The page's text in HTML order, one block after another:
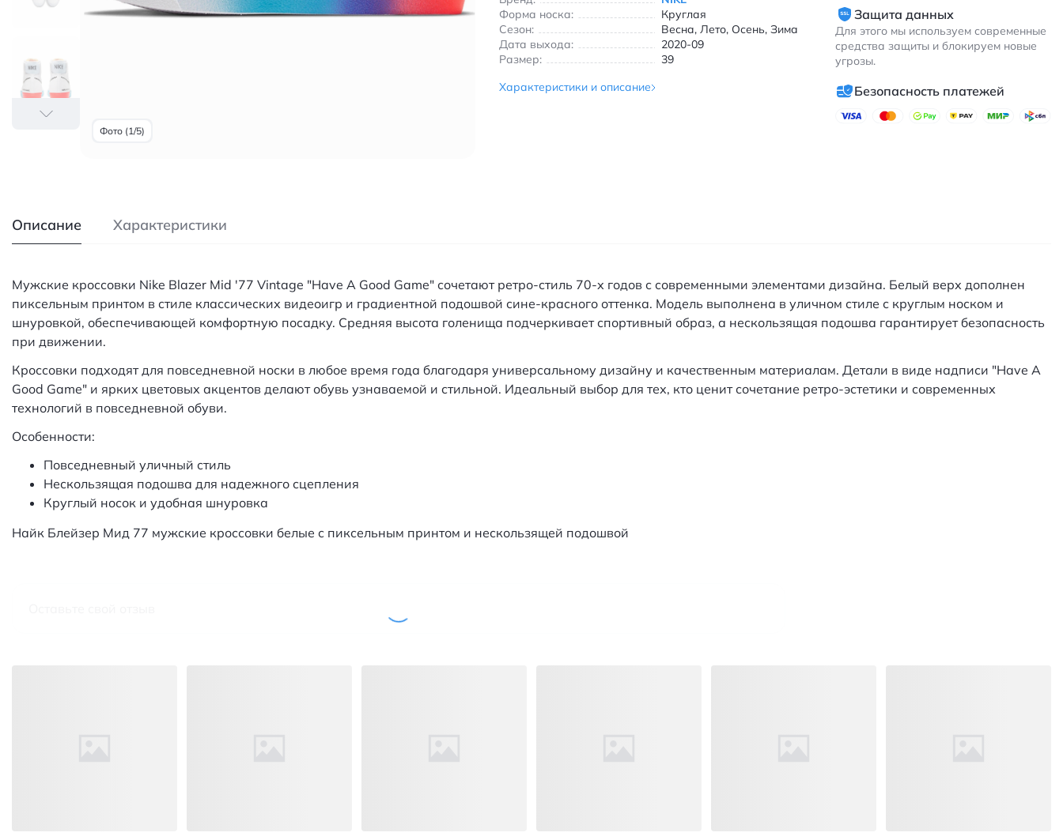
Фото (1/5)
Форма носка:
Круглая
Сезон:
Весна, Лето, Осень, Зима
Дата выхода:
2020-09
Размер:
39
Характеристики и описание
Защита данных
Для этого мы используем современные
средства защиты и блокируем новые
угрозы.
Безопасность платежей
Описание Характеристики
Мужские кроссовки Nike Blazer Mid '77 Vintage "Have A Good Game" сочетают ретро-стиль 70-х годов с современными элементами дизайна. Белый верх дополнен
пиксельным принтом в стиле классических видеоигр и градиентной подошвой сине-красного оттенка. Модель выполнена в уличном стиле с круглым носком и
шнуровкой, обеспечивающей комфортную посадку. Средняя высота голенища подчеркивает спортивный образ, а нескользящая подошва гарантирует безопасность
при движении.
Кроссовки подходят для повседневной носки в любое время года благодаря универсальному дизайну и качественным материалам. Детали в виде надписи "Have A
Good Game" и ярких цветовых акцентов делают обувь узнаваемой и стильной. Идеальный выбор для тех, кто ценит сочетание ретро-эстетики и современных
технологий в повседневной обуви.
Особенности:
Повседневный уличный стиль
Нескользящая подошва для надежного сцепления
Круглый носок и удобная шнуровка
Найк Блейзер Мид 77 мужские кроссовки белые с пиксельным принтом и нескользящей подошвой